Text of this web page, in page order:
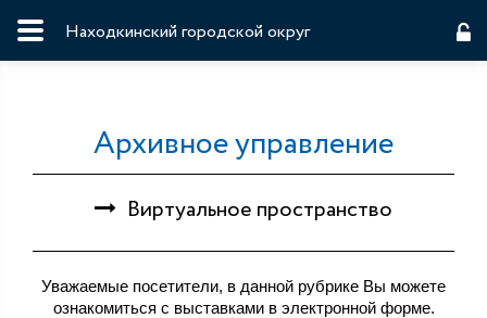
Находкинский городской округ
Архивное управление
Виртуальное пространство
Уважаемые посетители, в данной рубрике Вы можете
ознакомиться c выставками в электронной форме.